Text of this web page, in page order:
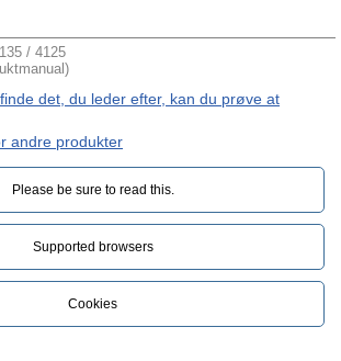
/ 4125
det, du leder efter, kan du prøve at
andre produkter
Please be sure to read this.‎
Supported browsers
Cookies